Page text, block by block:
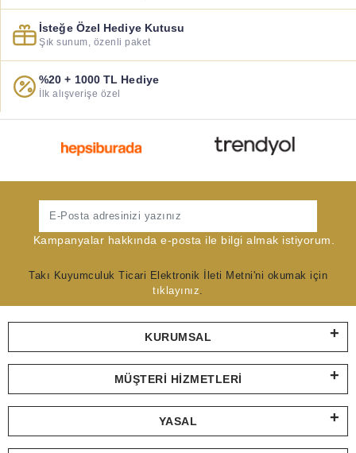
İsteğe Özel Hediye Kutusu
Şık sunum, özenli paket
%20 + 1000 TL Hediye
İlk alışverişe özel
Kampanyalar hakkında e-posta ile bilgi almak istiyorum.
Takı Kuyumculuk Ticari Elektronik İleti Metni'ni okumak için
tıklayınız
KURUMSAL
MÜŞTERI HIZMETLERI
YASAL